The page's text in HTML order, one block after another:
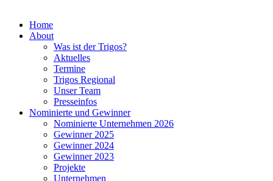
Home
About
Was ist der Trigos?
Aktuelles
Termine
Trigos Regional
Unser Team
Presseinfos
Nominierte und Gewinner
Nominierte Unternehmen 2026
Gewinner 2025
Gewinner 2024
Gewinner 2023
Projekte
Unternehmen